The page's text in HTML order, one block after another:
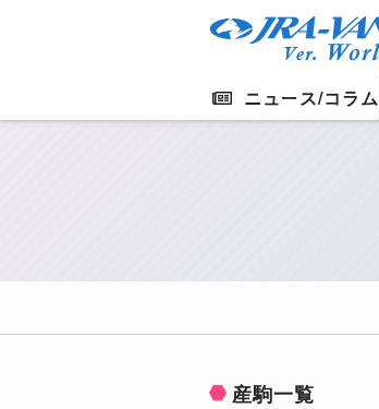
ニュース/コラム
産駒一覧